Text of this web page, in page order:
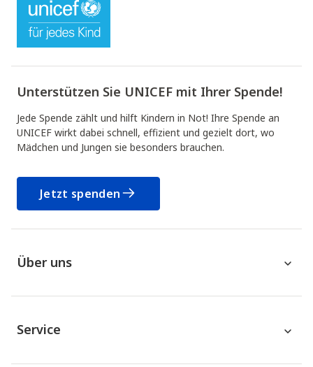
Unterstützen Sie UNICEF mit Ihrer Spende!
Jede Spende zählt und hilft Kindern in Not! Ihre Spende an
UNICEF wirkt dabei schnell, effizient und gezielt dort, wo
Mädchen und Jungen sie besonders brauchen.
Jetzt spenden
Über uns
Service